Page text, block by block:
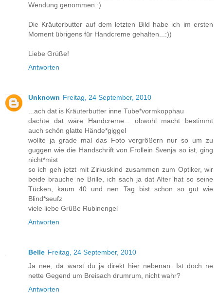
Wendung genommen :)
Die Kräuterbutter auf dem letzten Bild habe ich im ersten
Moment übrigens für Handcreme gehalten...:))
Liebe Grüße!
Antworten
Unknown Freitag, 24 September, 2010
...ach dat is Kräuterbutter inne Tube*vormkopphau
dachte dat wäre Handcreme... obwohl macht bestimmt
auch schön glatte Hände*giggel
wollte ja grade mal das Foto vergrößern nur so um zu
guggen wie die Handschrift von Frollein Svenja so ist, ging
nicht*mist
so ich geh jetzt mit Zirkuskind zusammen zum Optiker, wir
beide brauche ne Brille, ich sach ja dat Alter hat so seine
Tücken, kaum 40 und nen Tag bist schon so gut wie
Blind*seufz
viele liebe Grüße Rubinengel
Antworten
Belle Freitag, 24 September, 2010
Ja nee, da warst du ja direkt hier nebenan. Ist doch ne
nette Gegend um Breisach drumrum, nicht wahr?
Antworten